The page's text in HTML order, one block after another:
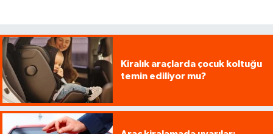
Kiralık araçlarda çocuk koltuğu
temin ediliyor mu?